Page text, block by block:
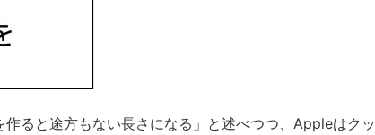
ると途方もない長さになる」と述べつつ、Appleはクッ